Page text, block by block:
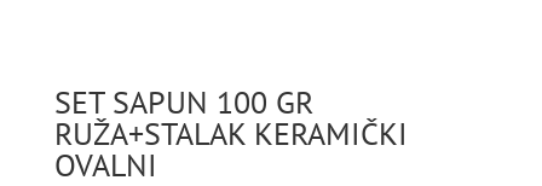
SET SAPUN 100 GR
RUŽA+STALAK KERAMIČKI
OVALNI